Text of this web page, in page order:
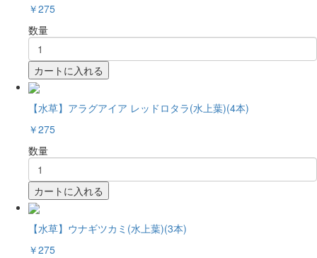
￥275
数量
カートに入れる
【水草】アラグアイア レッドロタラ(水上葉)(4本)
￥275
数量
カートに入れる
【水草】ウナギツカミ(水上葉)(3本)
￥275